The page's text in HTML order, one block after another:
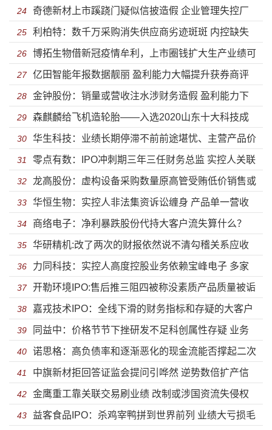
额动辄差异上亿还有可信度吗？
24 奇德新材上市蹊跷门疑似信披造假 企业管理失控厂
房或为违建
25 利柏特：数千万采购消失供应商劣迹斑斑 内控缺失
法律意识淡漠陷借贷纠纷
26 博拓生物借新冠疫情牟利，上市圈钱扩大生产业绩可
持续存疑
27 亿田智能年报数据靓丽 盈利能力大幅提升获券商评
级买入
28 金钟股份：销量或营收注水涉财务造假 盈利能力下
滑扩产数量存疑或难消化
29 森麒麟给飞机造轮胎——入选2020山东十大科技成
果
30 华生科技：业绩长期停滞不前前途堪忧、主营产品价
格大跌扩产预期收益难实现
31 零点有数：IPO冲刺期三年三任财务总监 实控人关联
多达200余家公司
32 龙高股份：虚构设备采购数量原高管受贿低价销售或
存猫腻 业绩下滑停滞不前降价成趋势
33 华恒生物：实控人非法集资诉讼缠身 产品单一营收
高度依赖第一大客户
34 商络电子：净利暴跌股份代持大客户流失算什么？
“高情商”转移一切潜在风险
35 华研精机:改了两次的财报依然说不清勾稽关系应收
账款风险嚣张应对
36 力同科技：实控人高度控股业务依赖宝峰电子 多家
子公司未实际经营就被注销
37 开勒环境IPO:售后推三阻四被称没素质产品质量被诟
病 关联方认定问题深交所遭质疑
38 嘉戎技术IPO：全线下滑的财务指标和存疑的大客户
数据
39 同益中：价格节节下挫研发不足科创属性存疑 业务
发展停滞未来竞争力缺失
40 诺思格：高负债率和逐渐恶化的现金流能否撑起二次
冲刺IPO的野心？
41 中旗新材拒回答证监会提问引哗然 逆势数倍扩产信
披失实研发人员大量流失
42 金鹰重工靠关联交易刷业绩 改制或涉国资流失侵权
职工股东失实信披
43 益客食品IPO：杀鸡宰鸭拼到世界前列 业绩大亏损毛